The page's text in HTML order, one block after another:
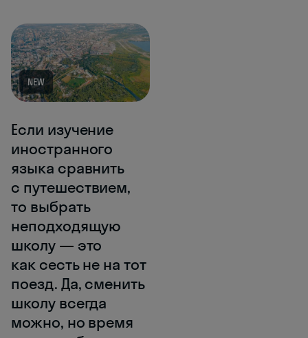
NEW
Если изучение
иностранного
языка сравнить
с путешествием,
то выбрать
неподходящую
школу — это
как сесть не на тот
поезд. Да, сменить
школу всегда
можно, но время